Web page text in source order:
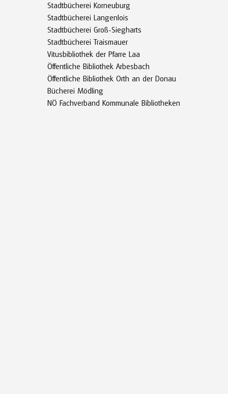
Stadtbücherei Korneuburg
Stadtbücherei Langenlois
Stadtbücherei Groß-Siegharts
Stadtbücherei Traismauer
Vitusbibliothek der Pfarre Laa
Öffentliche Bibliothek Arbesbach
Öffentliche Bibliothek Orth an der Donau
Bücherei Mödling
NÖ Fachverband Kommunale Bibliotheken